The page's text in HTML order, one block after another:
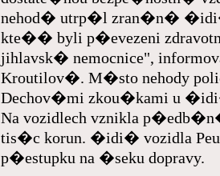
nehod� utrp�l zran�n�
kte�� byli p�evezeni
jihlavsk� nemocnice",
Kroutilov�. M�sto nehody
Dechov�mi zkou�kami u
Na vozidlech vznikla
tis�c korun. �idi� vozidla
p�estupku na �seku dopravy.